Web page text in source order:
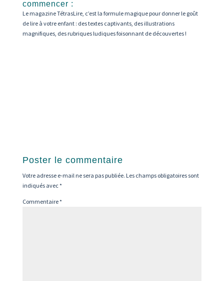
commencer :
Le magazine TétrasLire, c’est la formule magique pour donner le goût
de lire à votre enfant : des textes captivants, des illustrations
magnifiques, des rubriques ludiques foisonnant de découvertes !
Poster le commentaire
Votre adresse e-mail ne sera pas publiée. Les champs obligatoires sont
indiqués avec*
Commentaire*